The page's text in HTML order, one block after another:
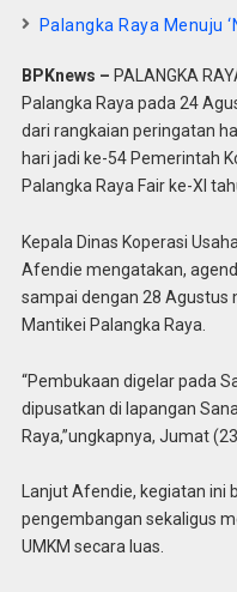
Palangka Raya Menuju
BPKnews – PALANGKA
Palangka Raya pada 24
dari rangkaian peringatan
hari jadi ke-54 Pemerintah
Palangka Raya Fair ke-XI
Kepala Dinas Koperasi
Afendie mengatakan,
sampai dengan 28 Agustus
Mantikei Palangka Raya.
“Pembukaan digelar pada
dipusatkan di lapangan
Raya,”ungkapnya, Jumat
Lanjut Afendie, kegiatan ini
pengembangan sekaligus
UMKM secara luas.